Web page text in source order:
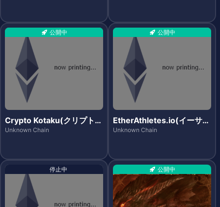
公開中
Crypto Kotaku(クリプトコ
タツ)
Unknown Chain
公開中
EtherAthletes.io(イーサア
スリーツ)
Unknown Chain
停止中 公開中